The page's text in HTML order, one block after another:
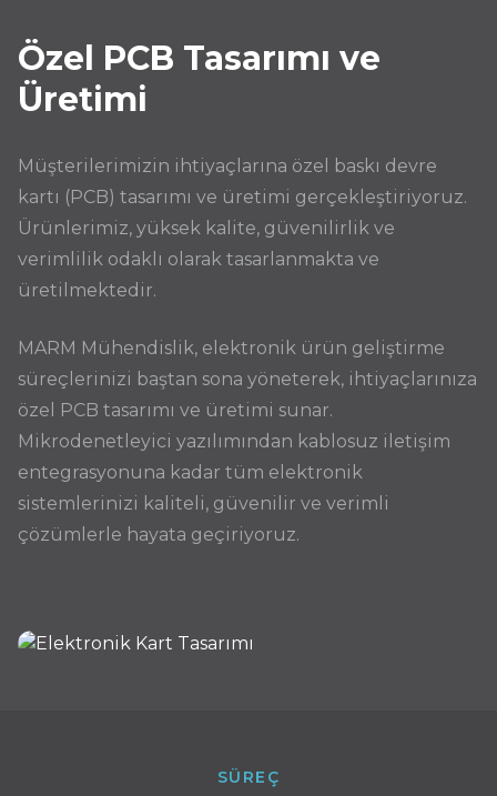
Özel PCB Tasarımı ve
Üretimi
Müşterilerimizin ihtiyaçlarına özel baskı devre
kartı (PCB) tasarımı ve üretimi gerçekleştiriyoruz.
Ürünlerimiz, yüksek kalite, güvenilirlik ve
verimlilik odaklı olarak tasarlanmakta ve
üretilmektedir.
MARM Mühendislik, elektronik ürün geliştirme
süreçlerinizi baştan sona yöneterek, ihtiyaçlarınıza
özel PCB tasarımı ve üretimi sunar.
Mikrodenetleyici yazılımından kablosuz iletişim
entegrasyonuna kadar tüm elektronik
sistemlerinizi kaliteli, güvenilir ve verimli
çözümlerle hayata geçiriyoruz.
SÜREÇ